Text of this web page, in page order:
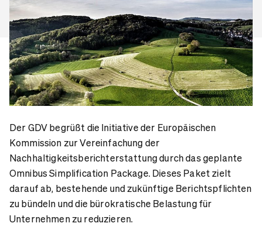
Der GDV begrüßt die Initiative der Europäischen
Kommission zur Vereinfachung der
Nachhaltigkeitsberichterstattung durch das geplante
Omnibus Simplification Package. Dieses Paket zielt
darauf ab, bestehende und zukünftige Berichtspflichten
zu bündeln und die bürokratische Belastung für
Unternehmen zu reduzieren.